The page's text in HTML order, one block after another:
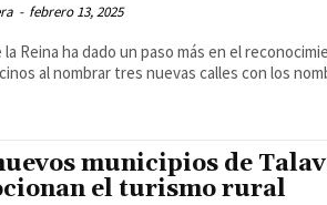
- febrero 13, 2025
la Reina ha dado un paso más en el
al nombrar tres nuevas calles con los
municipios de
el turismo rural